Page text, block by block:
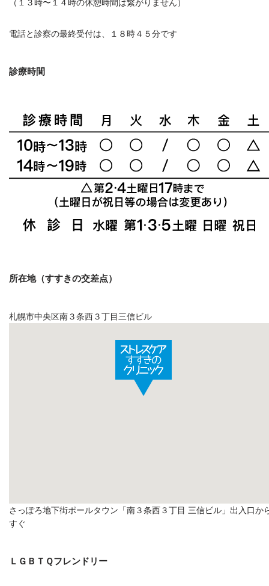
（１３時〜１４時の休憩時間は繋がりません）
電話と診察の最終受付は、１８時４５分です
診療時間
所在地（すすきの交差点）
札幌市中央区南３条西３丁目三信ビル
さっぽろ地下街ポールタウン「南３条西３丁目 三信ビル」出入口か
すぐ
ＬＧＢＴＱフレンドリー